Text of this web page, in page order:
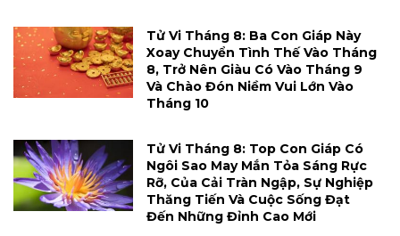
Tử Vi Tháng 8: Ba Con Giáp Này
Xoay Chuyển Tình Thế Vào Tháng
8, Trở Nên Giàu Có Vào Tháng 9
Và Chào Đón Niềm Vui Lớn Vào
Tháng 10
Tử Vi Tháng 8: Top Con Giáp Có
Ngôi Sao May Mắn Tỏa Sáng Rực
Rỡ, Của Cải Tràn Ngập, Sự Nghiệp
Thăng Tiến Và Cuộc Sống Đạt
Đến Những Đỉnh Cao Mới